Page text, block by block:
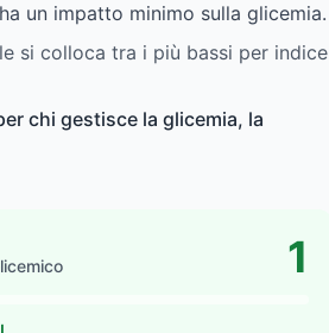
un impatto minimo sulla glicemia.
si colloca tra i più bassi per indice
chi gestisce la glicemia, la
1